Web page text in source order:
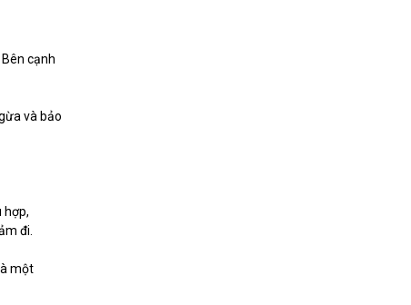
cạnh
và bảo
hợp,
đi.
một